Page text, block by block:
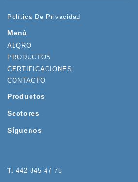
Política De Privacidad
Menú
ALQRO
PRODUCTOS
CERTIFICACIONES
CONTACTO
Productos
Sectores
Síguenos
T. 442 845 47 75